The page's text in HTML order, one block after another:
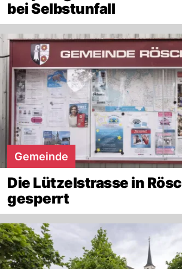
bei Selbstunfall
Gemeinde
Die Lützelstrasse in
gesperrt